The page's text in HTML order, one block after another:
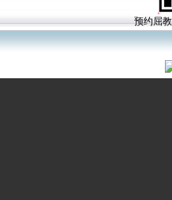
预约屈